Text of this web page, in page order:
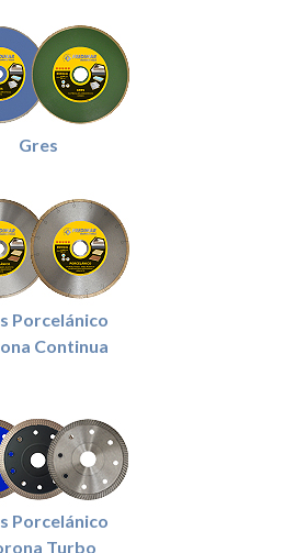
Gres
Porcelánico
Continua
Porcelánico
Turbo